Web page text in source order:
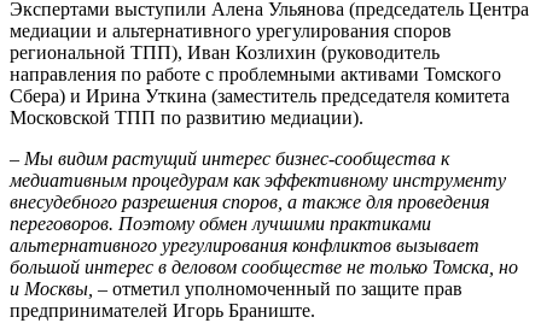
Экспертами выступили Алена Ульянова (председатель Центра
медиации и альтернативного урегулирования споров
региональной ТПП), Иван Козлихин (руководитель
направления по работе с проблемными активами Томского
Сбера) и Ирина Уткина (заместитель председателя комитета
Московской ТПП по развитию медиации).
– Мы видим растущий интерес бизнес-сообщества к
медиативным процедурам как эффективному инструменту
внесудебного разрешения споров, а также для проведения
переговоров. Поэтому обмен лучшими практиками
альтернативного урегулирования конфликтов вызывает
большой интерес в деловом сообществе не только Томска, но
и Москвы, – отметил уполномоченный по защите прав
предпринимателей Игорь Браниште.